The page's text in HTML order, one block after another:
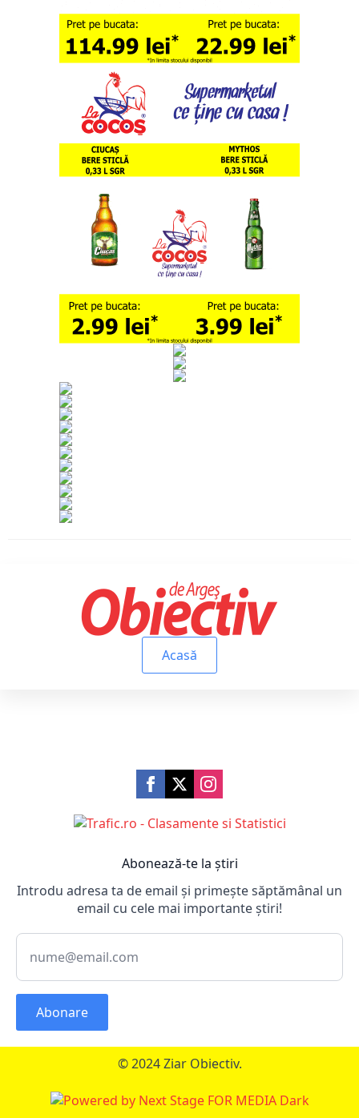
Acasă
Abonează-te la știri
Introdu adresa ta de email și primește săptămânal un
email cu cele mai importante știri!
Abonare
© 2024 Ziar Obiectiv.